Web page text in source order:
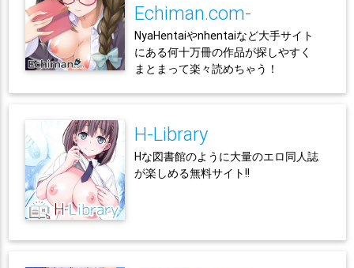
Echiman.com-
NyaHentaiやnhentaiなど大手サイト
にある何十万冊の作品が探しやすく
まとまって楽々読めちゃう！
H-Library
Hな図書館のように大量のエロ同人誌
が楽しめる無料サイト!!